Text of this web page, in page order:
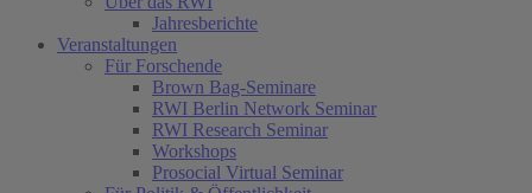
Jahresberichte
Veranstaltungen
Für Forschende
Brown Bag-Seminare
RWI Berlin Network Seminar
RWI Research Seminar
Workshops
Prosocial Virtual Seminar